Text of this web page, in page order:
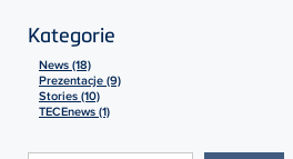
Kategorie
News (18)
Prezentacje (9)
Stories (10)
TECEnews (1)